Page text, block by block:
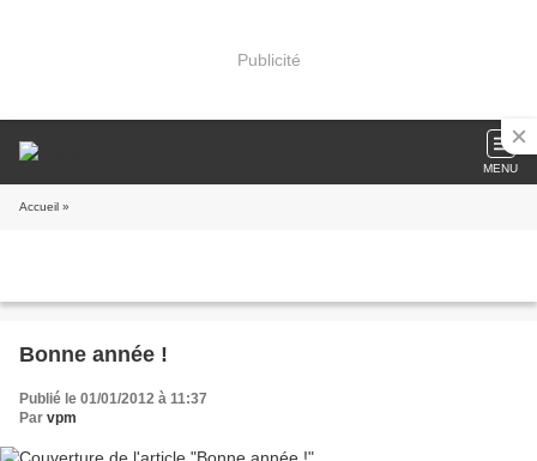
Publicité
MENU
Accueil »
Bonne année !
Publié le 01/01/2012 à 11:37
Par vpm